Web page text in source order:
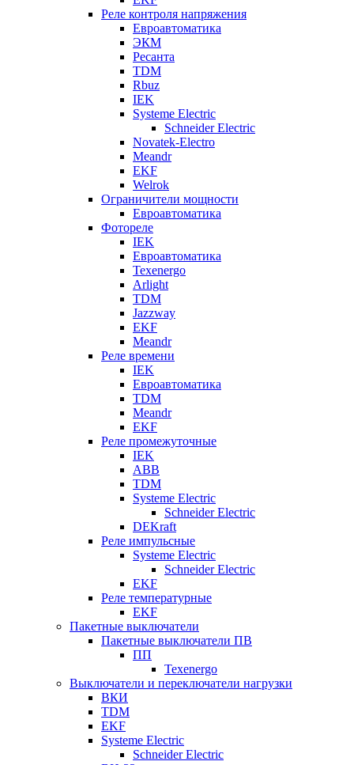
Реле контроля напряжения
Евроавтоматика
ЭКМ
Ресанта
TDM
Rbuz
IEK
Systeme Electric
Schneider Electric
Novatek-Electro
Meandr
EKF
Welrok
Ограничители мощности
Евроавтоматика
Фотореле
IEK
Евроавтоматика
Texenergo
Arlight
TDM
Jazzway
EKF
Meandr
Реле времени
IEK
Евроавтоматика
TDM
Meandr
EKF
Реле промежуточные
IEK
ABB
TDM
Systeme Electric
Schneider Electric
DEKraft
Реле импульсные
Systeme Electric
Schneider Electric
EKF
Реле температурные
EKF
Пакетные выключатели
Пакетные выключатели ПВ
ПП
Texenergo
Выключатели и переключатели нагрузки
ВКИ
TDM
EKF
Systeme Electric
Schneider Electric